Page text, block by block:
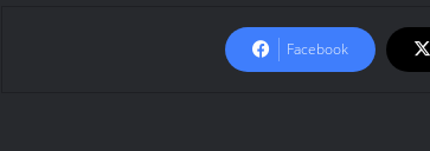
Facebook